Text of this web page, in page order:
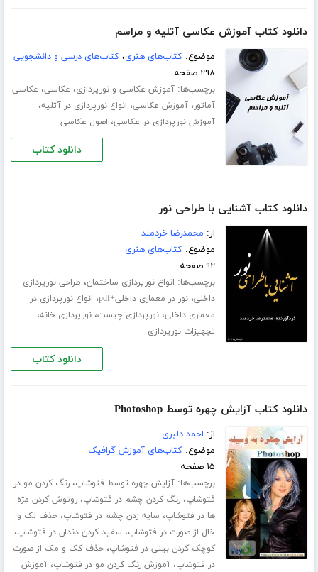
دانلود کتاب آموزش عکاسی آتلیه و مراسم
موضوع:کتاب‌های هنری،کتاب‌های درسی و دانشجویی
۲۹۸ صفحه
برچسب‌ها:آموزش عکاسی و نورپردازی، عکاسی، عکاسی
آماتور،آموزش عکاسی، انواع نورپردازی در آتلیه،
آموزش نورپردازی در عکاسی، اصول عکاسی
دانلود کتاب
دانلود کتاب آشنایی با طراحی نور
از: محمدرضا خردمند
موضوع:کتاب‌های هنری
۹۲ صفحه
برچسب‌ها: انواع نورپردازی ساختمان، طراحی نورپردازی
داخلی،نور در معماری داخلی+pdf ، انواع نورپردازی در
معماری داخلی،نورپردازی چیست،نورپردازی خانه،
تجهیزات نورپردازی
دانلود کتاب
دانلود کتاب آزایش چهره توسط Photoshop
از: احمد دلبری
موضوع:کتاب‌های آموزش گرافیک
۱۵ صفحه
برچسب‌ها:آزایش چهره توسط فتوشاپ،رنگ کردن مو در
فتوشاپ،رنگ کردن چشم در فتوشاپ،روتوش کردن مژه
ها در فتوشاپ، سایه زدن چشم در فتوشاپ،حذف لک و
خال از صورت در فتوشاپ، سفید کردن دندان در فتوشاپ،
کوچک کردن بینی در فتوشاپ،حذف کک و مک از صورت
در فتوشاپ،آموزش رنگ کردن مو در فتوشاپ،آموزش